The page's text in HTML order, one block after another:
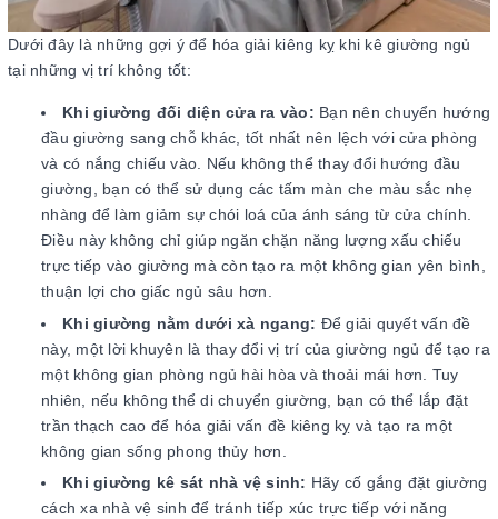
Dưới đây là những gợi ý để hóa giải kiêng kỵ khi kê giường ngủ
tại những vị trí không tốt:
Khi giường đối diện cửa ra vào: Bạn nên chuyển hướng
đầu giường sang chỗ khác, tốt nhất nên lệch với cửa phòng
và có nắng chiếu vào. Nếu không thể thay đổi hướng đầu
giường, bạn có thể sử dụng các tấm màn che màu sắc nhẹ
nhàng để làm giảm sự chói loá của ánh sáng từ cửa chính.
Điều này không chỉ giúp ngăn chặn năng lượng xấu chiếu
trực tiếp vào giường mà còn tạo ra một không gian yên bình,
thuận lợi cho giấc ngủ sâu hơn.
Khi giường nằm dưới xà ngang: Để giải quyết vấn đề
này, một lời khuyên là thay đổi vị trí của giường ngủ để tạo ra
một không gian phòng ngủ hài hòa và thoải mái hơn. Tuy
nhiên, nếu không thể di chuyển giường, bạn có thể lắp đặt
trần thạch cao để hóa giải vấn đề kiêng kỵ và tạo ra một
không gian sống phong thủy hơn.
Khi giường kê sát nhà vệ sinh: Hãy cố gắng đặt giường
cách xa nhà vệ sinh để tránh tiếp xúc trực tiếp với năng